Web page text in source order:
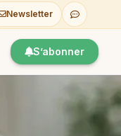
06-08 Consommer
Newsletter
S’abonner